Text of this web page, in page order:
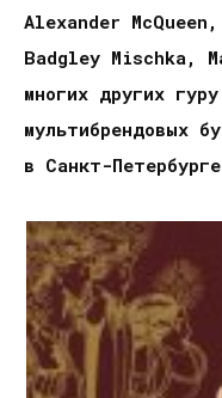
Alexander
Badgley Mischka,
многих других гуру
мультибрендовых
в Санкт-